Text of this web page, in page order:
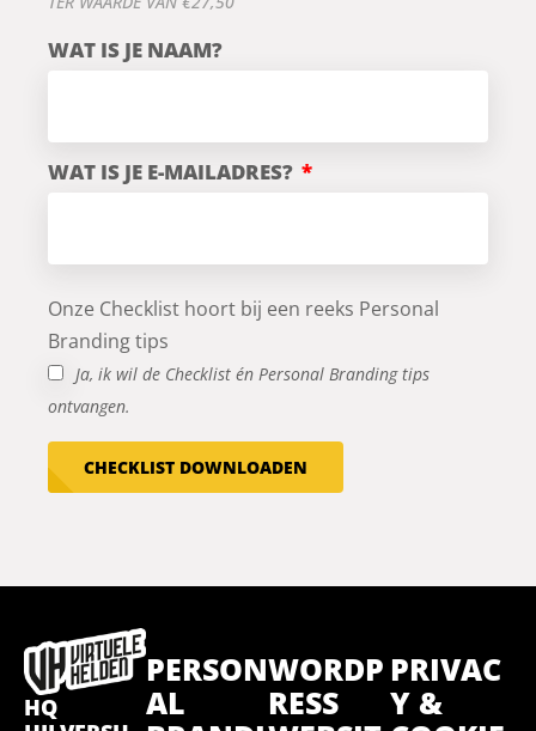
WAT IS JE NAAM?
WAT IS JE E-MAILADRES?
Onze Checklist hoort bij een reeks Personal
Branding tips
Ja, ik wil de Checklist én Personal Branding tips
ontvangen.
CHECKLIST DOWNLOADEN
HQ
PERSON
AL
WORDP
RESS
PRIVAC
Y &